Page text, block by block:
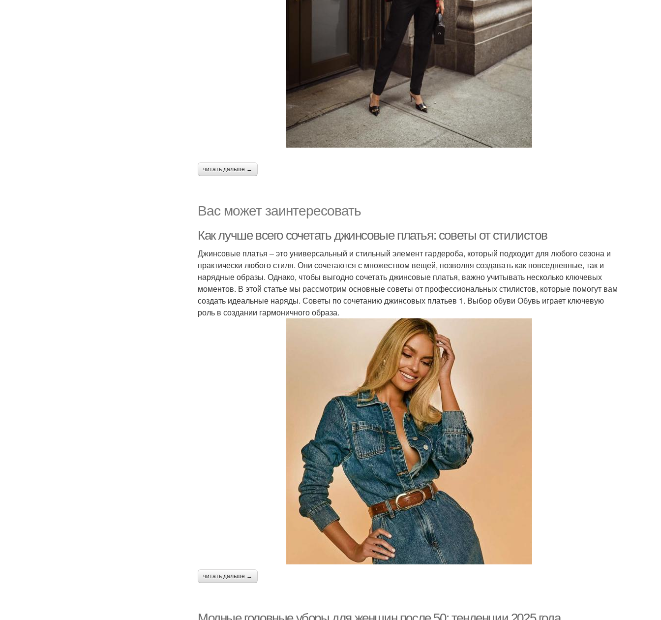
читать дальше →
Вас может заинтересовать
Как лучше всего сочетать джинсовые платья: советы от стилистов
Джинсовые платья – это универсальный и стильный элемент гардероба, который подходит для любого сезона и
практически любого стиля. Они сочетаются с множеством вещей, позволяя создавать как повседневные, так и
нарядные образы. Однако, чтобы выгодно сочетать джинсовые платья, важно учитывать несколько ключевых
моментов. В этой статье мы рассмотрим основные советы от профессиональных стилистов, которые помогут вам
создать идеальные наряды. Советы по сочетанию джинсовых платьев 1. Выбор обуви Обувь играет ключевую
роль в создании гармоничного образа.
читать дальше →